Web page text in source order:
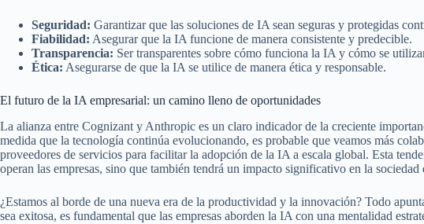
Seguridad: Garantizar que las soluciones de IA sean seguras y protegidas
Fiabilidad: Asegurar que la IA funcione de manera consistente y predecible.
Transparencia: Ser transparentes sobre cómo funciona la IA y cómo se
Ética: Asegurarse de que la IA se utilice de manera ética y responsable.
El futuro de la IA empresarial: un camino lleno de oportunidades
La alianza entre Cognizant y Anthropic es un claro indicador de la creciente
medida que la tecnología continúa evolucionando, es probable que veamos más
proveedores de servicios para facilitar la adopción de la IA a escala global. Esta
operan las empresas, sino que también tendrá un impacto significativo en la sociedad
¿Estamos al borde de una nueva era de la productividad y la innovación? Todo
sea exitosa, es fundamental que las empresas aborden la IA con una mentalidad